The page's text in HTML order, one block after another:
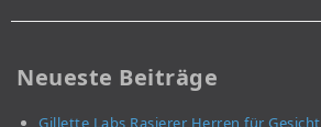
Neueste Beiträge
Gillette Labs Rasierer Herren für